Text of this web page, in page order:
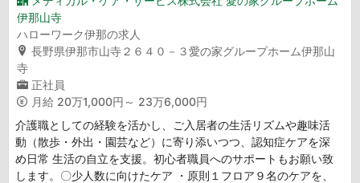
伊那山寺
ハローワーク伊那の求人
長野県伊那市山寺２６４０－３愛の家グループホーム伊那山
寺
正社員
月給 20万1,000円～ 23万6,000円
介護職としての経験を活かし、ご入居者の生活リズムや趣味活
動（散歩・外出・園芸など）に寄り添いつつ、認知症ケアを深
め日常 生活の自立を支援。初心者職員へのサポートもお願い致
します。〇少人数に向けたケア ・原則１フロア９名のケアを、